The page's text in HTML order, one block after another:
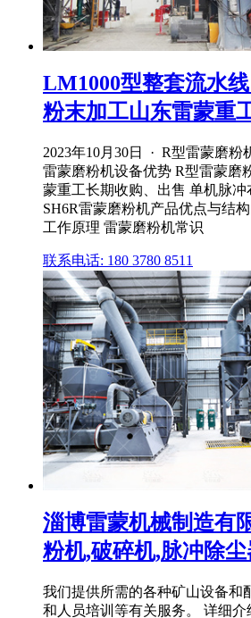
LM1000型整套流水
粉末加工山东雷蒙重
2023年10月30日 · R型雷蒙磨粉
雷蒙磨粉机设备优势 R型雷蒙磨
蒙重工长期收购、出售 单机脉
SH6R雷蒙磨粉机产品优点与结
工作原理 雷蒙磨粉机常识
联系电话: 180 3780 8511
淄博雷蒙机械制造有
粉机,破碎机,脉冲除尘
我们提供所需的各种矿山设备和
和人员培训等有关服务。 详细介